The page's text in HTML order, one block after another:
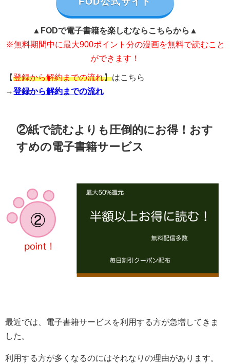
▲FODで電子書籍を楽しむならこちらから▲
※無料期間中に最大900ポイント分の漫画を無料で読むこと
ができます！
【登録から解約までの流れ】はこちら
→登録から解約までの流れ
②紙で読むよりも圧倒的にお得！おす
すめの電子書籍サービス
最近では、電子書籍サービスを利用する方が急増してきま
した。
利用する方が多くなるのにはそれなりの理由があります。